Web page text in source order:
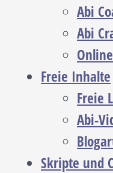
Abi
Abi
Freie Inhalte
Freie
Abi-
Skripte und